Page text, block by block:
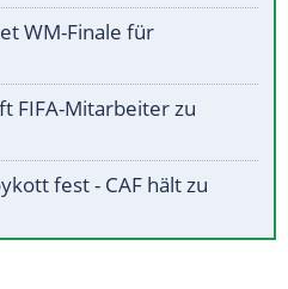
WM-Finale für
FIFA-Mitarbeiter zu
fest - CAF hält zu